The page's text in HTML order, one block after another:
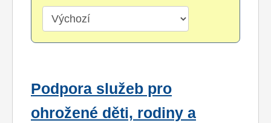
Podpora služeb pro
ohrožené děti, rodiny a